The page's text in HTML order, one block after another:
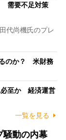
需要不足対策
代尚機氏のプレ
のか？ 米財務
必至か 経済運営
一覧を見る
騒動の内幕